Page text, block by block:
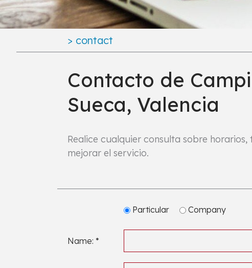
> contact
Contacto de
Sueca, Valencia
Realice cualquier consulta sobre
mejorar el servicio.
Particular Company
Name: *